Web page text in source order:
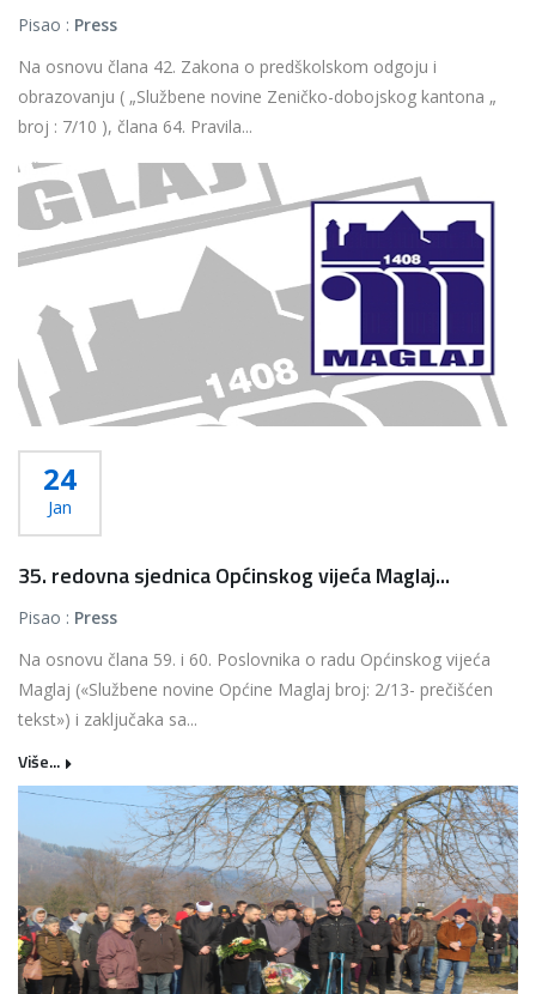
Pisao : Press
Na osnovu člana 42. Zakona o predškolskom odgoju i
obrazovanju ( „Službene novine Zeničko-dobojskog kantona „
broj : 7/10 ), člana 64. Pravila...
Više...
24
Jan
35. redovna sjednica Općinskog vijeća Maglaj...
Pisao : Press
Na osnovu člana 59. i 60. Poslovnika o radu Općinskog vijeća
Maglaj («Službene novine Općine Maglaj broj: 2/13- prečišćen
tekst») i zaključaka sa...
Više...